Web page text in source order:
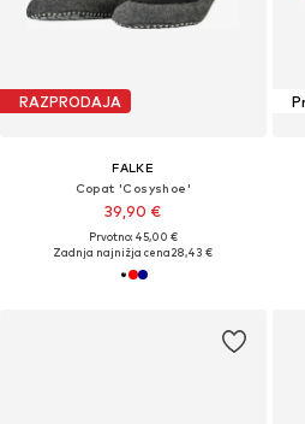
RAZPRODAJA
FALKE
Copat 'Cosyshoe'
39,90 €
Prvotno: 45,00 €
Zadnja najnižja cena28,43 €